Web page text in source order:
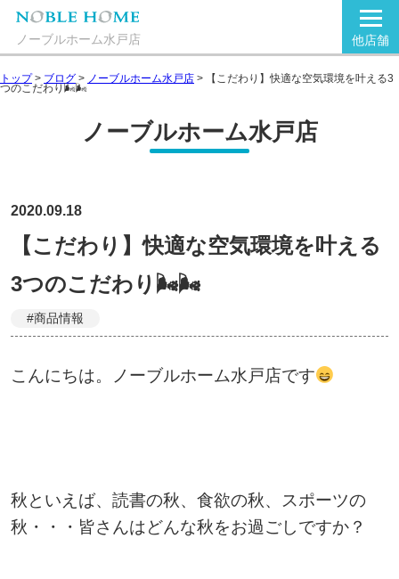
ノーブルホーム水戸店 他店舗
トップ> ブログ > ノーブルホーム水戸店 > 【こだわり】快適な空気環境を叶える3
つのこだわり🌬🌬
ノーブルホーム水戸店
2020.09.18
【こだわり】快適な空気環境を叶える
3つのこだわり🌬🌬
#商品情報
こんにちは。ノーブルホーム水戸店です
秋といえば、読書の秋、食欲の秋、スポーツの
秋・・・皆さんはどんな秋をお過ごしですか？